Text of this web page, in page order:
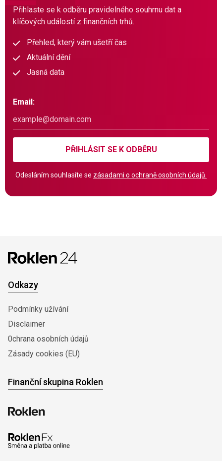
Přihlaste se k odběru pravidelného souhrnu dat a
klíčových událostí z finančních trhů.
Přehled, který vám ušetří čas
Aktuální dění
Jasná data
Email:
PŘIHLÁSIT SE K ODBĚRU
Odesláním souhlasíte se zásadami o ochraně osobních údajů.
Odkazy
Podmínky užívání
Disclaimer
0chrana osobních údajů
Zásady cookies (EU)
Finanční skupina Roklen